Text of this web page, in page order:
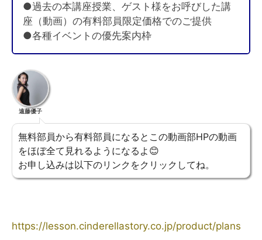
●過去の本講座授業、ゲスト様をお呼びした講
座（動画）の有料部員限定価格でのご提供
●各種イベントの優先案内枠
遠藤優子
無料部員から有料部員になるとこの動画部HPの動画
をほぼ全て見れるようになるよ😊
お申し込みは以下のリンクをクリックしてね。
https://lesson.cinderellastory.co.jp/product/plans